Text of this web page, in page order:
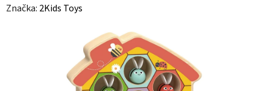
hodnocení
Značka: 2Kids Toys